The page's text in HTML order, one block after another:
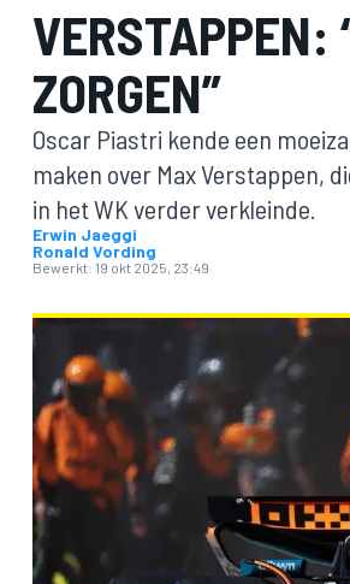
MOTOGP
VERSTAPPEN:
ZORGEN”
Oscar Piastri kende een
maken over Max Verstappen,
in het WK verder verkleinde.
Erwin Jaeggi
Ronald Vording
Bewerkt: 19 okt 2025, 23:49